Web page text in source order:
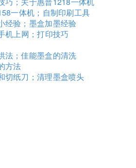
一体机；自制印刷工具
经验；墨盒加墨经验
机上网；打印技巧
法；佳能墨盒的清洗
方法
切纸刀；清理墨盒喷头